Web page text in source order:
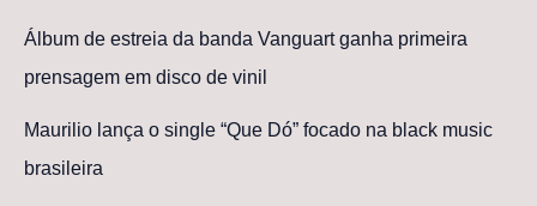
Álbum de estreia da banda Vanguart ganha primeira
prensagem em disco de vinil
Maurilio lança o single “Que Dó” focado na black music
brasileira